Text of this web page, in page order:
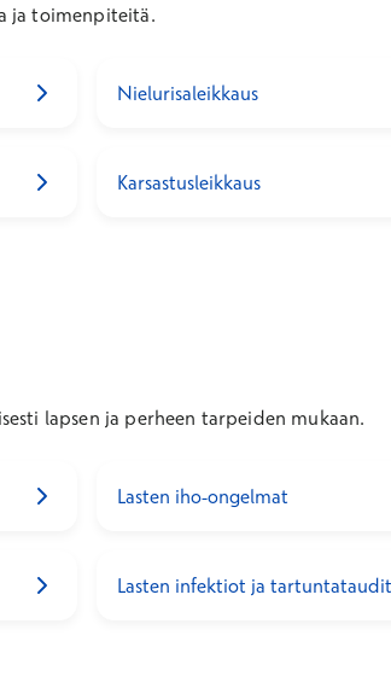
ja toimenpiteitä.
Nielurisaleikkaus
Karsastusleikkaus
lapsen ja perheen tarpeiden mukaan.
Lasten iho-ongelmat
Lasten infektiot ja tartuntataudit